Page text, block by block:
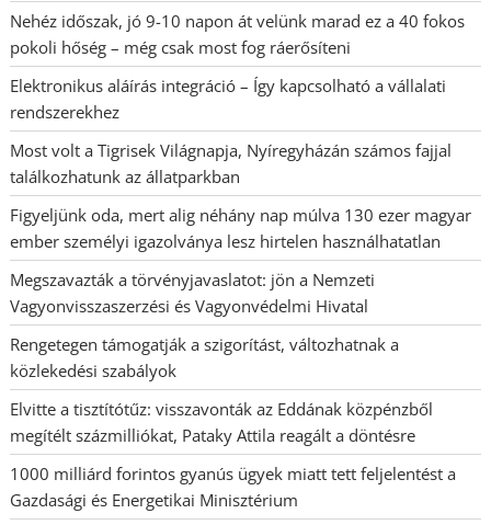
Nehéz időszak, jó 9-10 napon át velünk marad ez a 40 fokos
pokoli hőség – még csak most fog ráerősíteni
Elektronikus aláírás integráció – Így kapcsolható a vállalati
rendszerekhez
Most volt a Tigrisek Világnapja, Nyíregyházán számos fajjal
találkozhatunk az állatparkban
Figyeljünk oda, mert alig néhány nap múlva 130 ezer magyar
ember személyi igazolványa lesz hirtelen használhatatlan
Megszavazták a törvényjavaslatot: jön a Nemzeti
Vagyonvisszaszerzési és Vagyonvédelmi Hivatal
Rengetegen támogatják a szigorítást, változhatnak a
közlekedési szabályok
Elvitte a tisztítótűz: visszavonták az Eddának közpénzből
megítélt százmilliókat, Pataky Attila reagált a döntésre
1000 milliárd forintos gyanús ügyek miatt tett feljelentést a
Gazdasági és Energetikai Minisztérium